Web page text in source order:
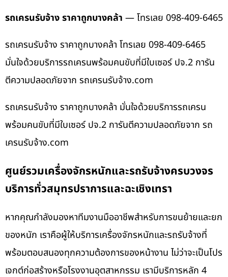
รถเครนรับจ้าง ราคาถูกบางคล้า — โทรเลย 098-409-6465
รถเครนรับจ้าง ราคาถูกบางคล้า โทรเลย 098-409-6465
มั่นใจด้วยบริการรถเครนพร้อมคนขับที่มีใบเซอร์ ปจ.2 การัน
ตีความปลอดภัยจาก รถเครนรับจ้าง.com
รถเครนรับจ้าง ราคาถูกบางคล้า มั่นใจด้วยบริการรถเครน
พร้อมคนขับที่มีใบเซอร์ ปจ.2 การันตีความปลอดภัยจาก รถ
เครนรับจ้าง.com
ศูนย์รวมเครื่องจักรหนักและรถรับจ้างครบวงจร
บริการทั่วสมุทรปราการและฉะเชิงเทรา
หากคุณกำลังมองหาทีมงานมืออาชีพสำหรับการขนย้ายและยก
ของหนัก เราคือผู้ให้บริการเครื่องจักรหนักและรถรับจ้างที่
พร้อมตอบสนองทุกความต้องการของหน้างาน ไม่ว่าจะเป็นโปร
เจกต์ก่อสร้างหรือโรงงานอุตสาหกรรม เรามีบริการหลัก 4